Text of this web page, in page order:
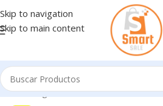
Skip to navigation
Skip to main content
Inicio/Ingresando